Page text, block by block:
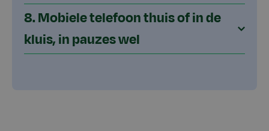
8. Mobiele telefoon thuis of in de
kluis, in pauzes wel